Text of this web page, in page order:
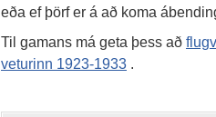
eða ef þörf er á að koma
Til gamans má geta þess að
veturinn 1923-1933 .